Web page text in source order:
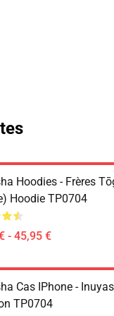
Hoodies - Frères
Hoodie TP0704
- 45,95 €
Cas IPhone -
TP0704